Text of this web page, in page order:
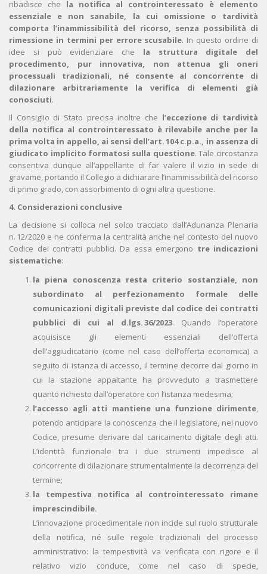
ribadisce che la notifica al controinteressato è elemento
essenziale e non sanabile, la cui omissione o tardività
comporta l’inammissibilità del ricorso, senza possibilità di
rimessione in termini per errore scusabile. In questo ordine di
idee si può evidenziare che la struttura digitale del
procedimento, pur innovativa, non attenua gli oneri
processuali tradizionali, né consente al concorrente di
dilazionare arbitrariamente la verifica di elementi già
conosciuti.
Il Consiglio di Stato precisa inoltre che l’eccezione di tardività
della notifica al controinteressato è rilevabile anche per la
prima volta in appello, ai sensi dell’art. 104 c.p.a., in assenza di
giudicato implicito formatosi sulla questione. Tale circostanza
consentiva dunque all’appellante di far valere il vizio in sede di
gravame, portando il Collegio a dichiarare l’inammissibilità del ricorso
di primo grado, con assorbimento di ogni altra questione.
4. Considerazioni conclusive
La decisione si colloca nel solco tracciato dall’Adunanza Plenaria
n. 12/2020 e ne conferma la centralità anche nel contesto del nuovo
Codice dei contratti pubblici. Da essa emergono tre indicazioni
sistematiche:
la piena conoscenza resta criterio sostanziale, non
subordinato al perfezionamento formale delle
comunicazioni digitali previste dal codice dei contratti
pubblici di cui al d.lgs. 36/2023. Quando l’operatore
acquisisce gli elementi essenziali dell’offerta
dell’aggiudicatario (come nel caso dell’offerta economica) a
seguito di istanza di accesso, il termine decorre dal giorno in
cui la stazione appaltante ha provveduto a trasmettere
quanto richiesto dall’operatore con l’istanza medesima;
l’accesso agli atti mantiene una funzione dirimente,
potendo anticipare la conoscenza che il legislatore, nel nuovo
Codice, presume derivare dal caricamento digitale degli atti.
L’identità funzionale tra i due strumenti impedisce al
concorrente di dilazionare strumentalmente la decorrenza del
termine;
la tempestiva notifica al controinteressato rimane
imprescindibile.
L’innovazione procedimentale non incide sul ruolo strutturale
della notifica, né sulle regole tradizionali del processo
amministrativo: la tempestività va verificata con rigore e il
relativo vizio conduce, come nel caso di specie,